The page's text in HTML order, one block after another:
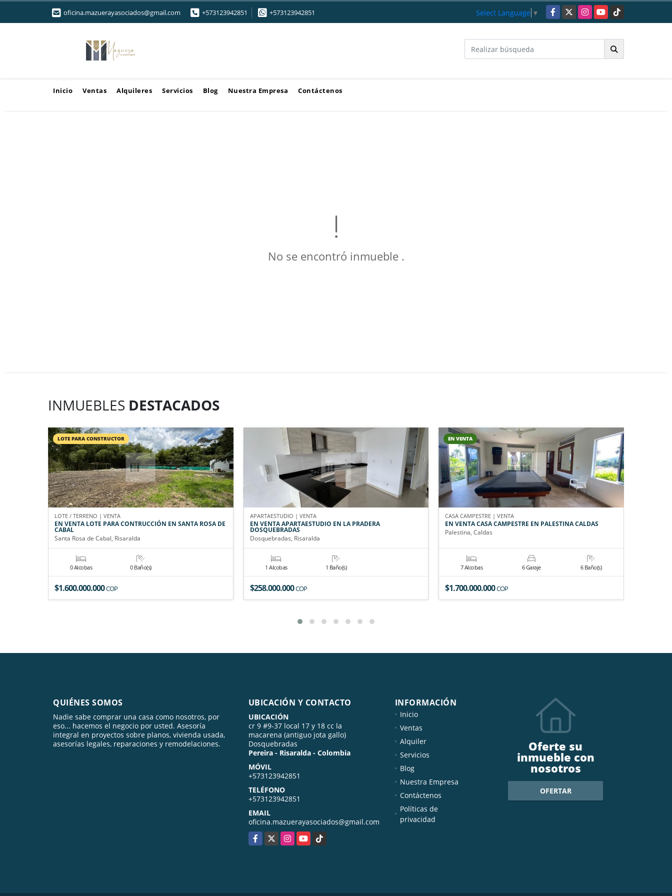
oficina.mazuerayasociados@gmail.com +573123942851 +573123942851 Select Language ▼ Facebook
X InstagramYouTubeTikTok
Inicio Ventas Alquileres Servicios Blog Nuestra Empresa Contáctenos
No se encontró inmueble .
INMUEBLES DESTACADOS
LOTE PARA CONSTRUCTOR
LOTE / TERRENO | VENTA
EN VENTA LOTE PARA CONTRUCCIÓN EN SANTA ROSA DE
CABAL
Santa Rosa de Cabal, Risaralda
0 Alcobas 0 Baño(s)
$1.600.000.000COP
APARTAESTUDIO | VENTA
EN VENTA APARTAESTUDIO EN LA PRADERA
DOSQUEBRADAS
Dosquebradas, Risaralda
1 Alcobas 1 Baño(s)
$258.000.000COP
EN VENTA
CASA CAMPESTRE | VENTA
EN VENTA CASA CAMPESTRE EN PALESTINA CALDAS
Palestina, Caldas
7 Alcobas 6 Garaje 6 Baño(s)
$1.700.000.000COP
QUIÉNES SOMOS
Nadie sabe comprar una casa como nosotros, por
eso... hacemos el negocio por usted. Asesoría
integral en proyectos sobre planos, vivienda usada,
asesorías legales, reparaciones y remodelaciones.
UBICACIÓN Y CONTACTO
UBICACIÓN
cr 9 #9-37 local 17 y 18 cc la
macarena (antiguo jota gallo)
Dosquebradas
Pereira - Risaralda - Colombia
MÓVIL
+573123942851
TELÉFONO
+573123942851
EMAIL
oficina.mazuerayasociados@gmail.com
Facebook
X InstagramYouTubeTikTok
INFORMACIÓN
Inicio
Ventas
Alquiler
Servicios
Blog
Nuestra Empresa
Contáctenos
Políticas de
privacidad
Oferte su
inmueble con
nosotros
OFERTAR